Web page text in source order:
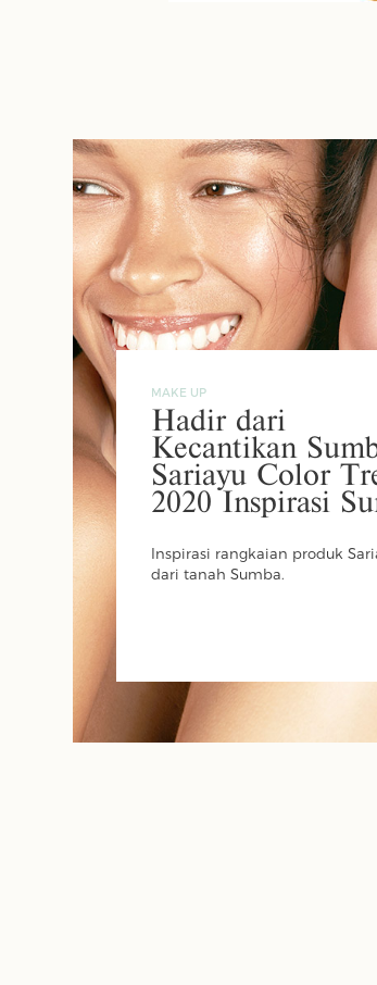
MAKE UP
Hadir dari
Kecantikan
Sariayu Color
2020 Inspirasi
Inspirasi rangkaian produk
dari tanah Sumba.